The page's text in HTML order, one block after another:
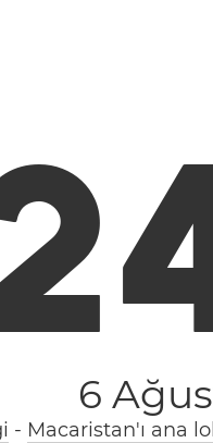
6
- Macaristan'ı ana